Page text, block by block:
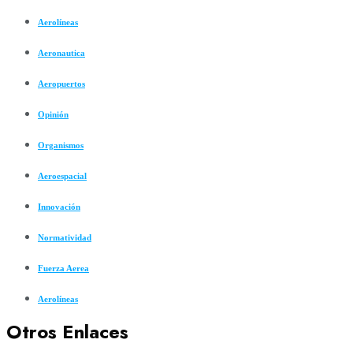
Aerolíneas
Aeronautica
Aeropuertos
Opinión
Organismos
Aeroespacial
Innovación
Normatividad
Fuerza Aerea
Aerolíneas
Otros Enlaces